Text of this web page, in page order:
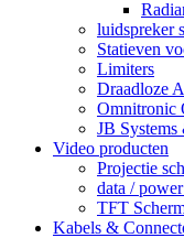
luidspreker
Statieven
Limiters
Draadloze
Omnitronic
JB
Video producten
Projectie
data /
TFT
Kabels &